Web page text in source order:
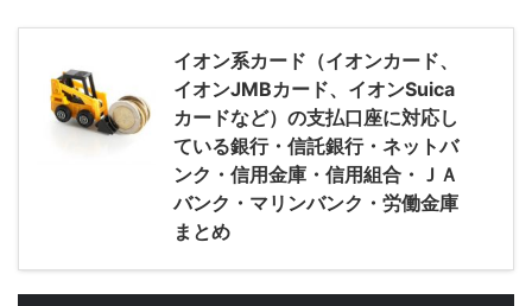
イオン系カード（イオンカード、
イオンJMBカード、イオンSuica
カードなど）の支払口座に対応し
ている銀行・信託銀行・ネットバ
ンク・信用金庫・信用組合・ＪＡ
バンク・マリンバンク・労働金庫
まとめ